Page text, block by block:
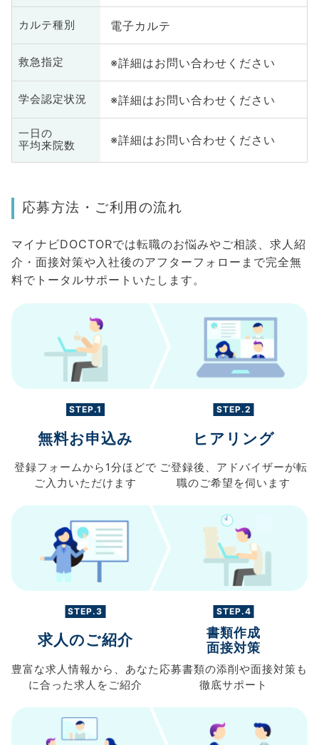
カルテ種別 電子カルテ
救急指定 ※詳細はお問い合わせください
学会認定状況 ※詳細はお問い合わせください
一日の
平均来院数
※詳細はお問い合わせください
応募方法・ご利用の流れ
マイナビDOCTORでは転職のお悩みやご相談、求人紹
介・面接対策や入社後のアフターフォローまで完全無
料でトータルサポートいたします。
STEP.1
無料お申込み
登録フォームから 1分ほどで
ご入力 いただけます
STEP.2
ヒアリング
ご登録後、 アドバイザーが転
職のご希望を伺います
STEP.3
求人のご紹介
豊富な求人情報から、 あなた
に合った求人を ご紹介
STEP.4
書類作成
面接対策
応募書類の添削や面接対策も
徹底サポート